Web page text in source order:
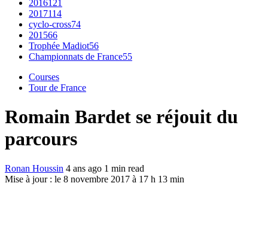
2016121
2017114
cyclo-cross74
201566
Trophée Madiot56
Championnats de France55
Courses
Tour de France
Romain Bardet se réjouit du
parcours
Ronan Houssin 4 ans ago 1 min read
Mise à jour : le 8 novembre 2017 à 17 h 13 min